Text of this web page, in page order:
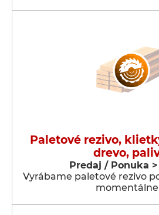
Paletové rezivo,
drevo,
Predaj / Ponuka
Vyrábame paletové rezivo